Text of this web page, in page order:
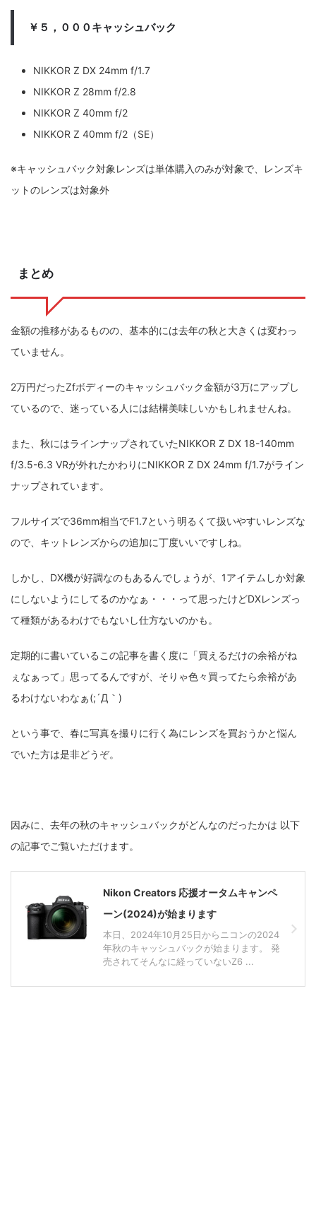
￥５，０００キャッシュバック
NIKKOR Z DX 24mm f/1.7
NIKKOR Z 28mm f/2.8
NIKKOR Z 40mm f/2
NIKKOR Z 40mm f/2（SE）
※キャッシュバック対象レンズは単体購入のみが対象で、レンズキ
ットのレンズは対象外
まとめ
金額の推移があるものの、基本的には去年の秋と大きくは変わっ
ていません。
2万円だったZfボディーのキャッシュバック金額が3万にアップし
ているので、迷っている人には結構美味しいかもしれませんね。
また、秋にはラインナップされていたNIKKOR Z DX 18-140mm
f/3.5-6.3 VRが外れたかわりにNIKKOR Z DX 24mm f/1.7がライン
ナップされています。
フルサイズで36mm相当でF1.7という明るくて扱いやすいレンズな
ので、キットレンズからの追加に丁度いいですしね。
しかし、DX機が好調なのもあるんでしょうが、1アイテムしか対象
にしないようにしてるのかなぁ・・・って思ったけどDXレンズっ
て種類があるわけでもないし仕方ないのかも。
定期的に書いているこの記事を書く度に「買えるだけの余裕がね
ぇなぁって」思ってるんですが、そりゃ色々買ってたら余裕があ
るわけないわなぁ(;´Д｀)
という事で、春に写真を撮りに行く為にレンズを買おうかと悩ん
でいた方は是非どうぞ。
因みに、去年の秋のキャッシュバックがどんなのだったかは 以下
の記事でご覧いただけます。
Nikon Creators 応援オータムキャンペ
ーン(2024)が始まります
本日、2024年10月25日からニコンの2024
年秋のキャッシュバックが始まります。 発
売されてそんなに経っていないZ6 ...